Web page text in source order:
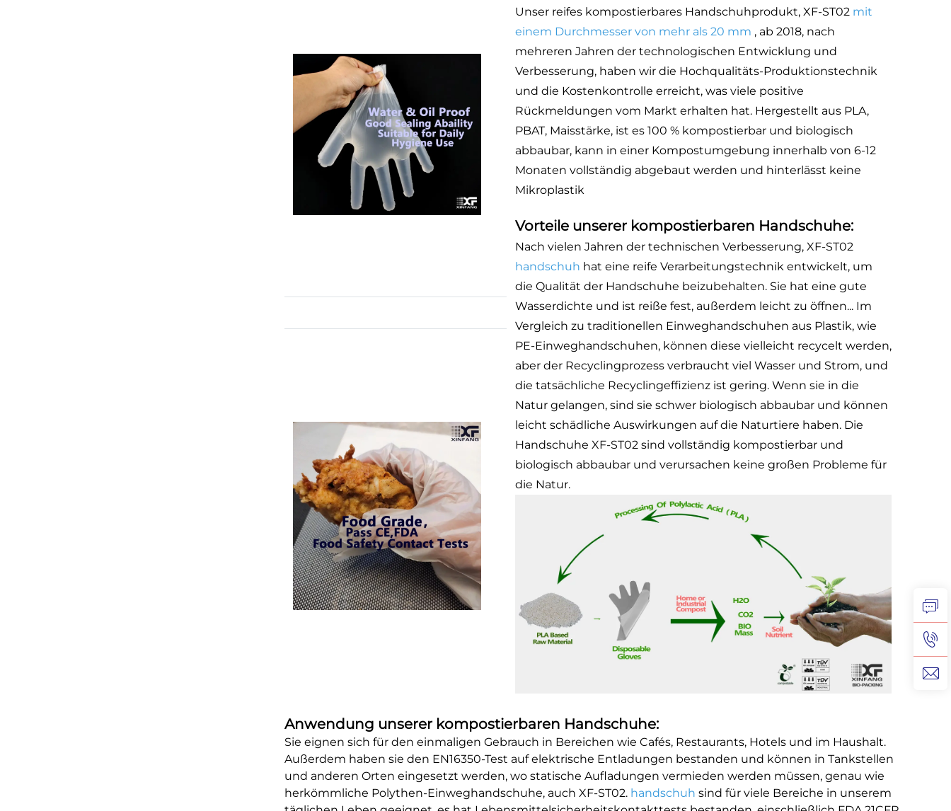
Unser reifes kompostierbares Handschuhprodukt, XF-ST02 mit
einem Durchmesser von mehr als 20 mm , ab 2018, nach
mehreren Jahren der technologischen Entwicklung und
Verbesserung, haben wir die Hochqualitäts-Produktionstechnik
und die Kostenkontrolle erreicht, was viele positive
Rückmeldungen vom Markt erhalten hat. Hergestellt aus PLA,
PBAT, Maisstärke, ist es 100 % kompostierbar und biologisch
abbaubar, kann in einer Kompostumgebung innerhalb von 6-12
Monaten vollständig abgebaut werden und hinterlässt keine
Mikroplastik
Vorteile unserer kompostierbaren Handschuhe:
Nach vielen Jahren der technischen Verbesserung, XF-ST02
handschuh hat eine reife Verarbeitungstechnik entwickelt, um
die Qualität der Handschuhe beizubehalten. Sie hat eine gute
Wasserdichte und ist reiße fest, außerdem leicht zu öffnen... Im
Vergleich zu traditionellen Einweghandschuhen aus Plastik, wie
PE-Einweghandschuhen, können diese vielleicht recycelt werden,
aber der Recyclingprozess verbraucht viel Wasser und Strom, und
die tatsächliche Recyclingeffizienz ist gering. Wenn sie in die
Natur gelangen, sind sie schwer biologisch abbaubar und können
leicht schädliche Auswirkungen auf die Naturtiere haben. Die
Handschuhe XF-ST02 sind vollständig kompostierbar und
biologisch abbaubar und verursachen keine großen Probleme für
die Natur.
Anwendung unserer kompostierbaren Handschuhe:
Sie eignen sich für den einmaligen Gebrauch in Bereichen wie Cafés, Restaurants, Hotels und im Haushalt.
Außerdem haben sie den EN16350-Test auf elektrische Entladungen bestanden und können in Tankstellen
und anderen Orten eingesetzt werden, wo statische Aufladungen vermieden werden müssen, genau wie
herkömmliche Polythen-Einweghandschuhe, auch XF-ST02. handschuh sind für viele Bereiche in unserem